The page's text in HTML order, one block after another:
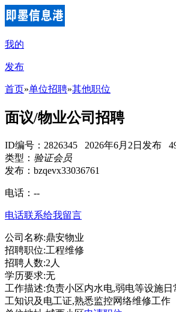
我的
发布
首页»单位招聘»其他职位
面议/物业公司招聘
ID编号：2826345 2026年6月2日发布
类型： 验证会员
发布：bzqevx33036761
电话： --
电话联系给我留言
公司名称:鼎安物业
招聘职位:工程维修
招聘人数:2人
学历要求:无
工作描述:负责小区内水电,弱电等设施
工知识及电工证,熟悉监控网络维修工作